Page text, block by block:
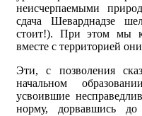
неисчерпаемыми
сдача Шеварднадзе
стоит!). При этом мы
вместе с территорией
Эти, с позволения
начальном
усвоившие
норму, дорвавшись до